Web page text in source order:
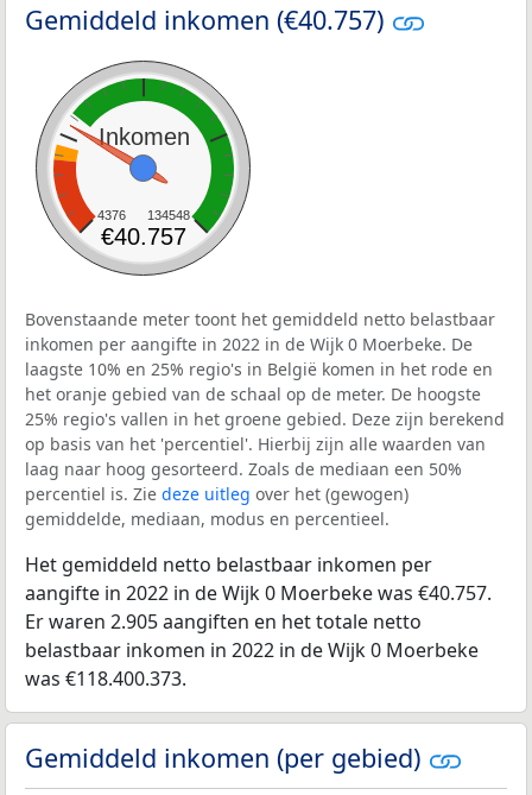
Gemiddeld inkomen (€40.757)
Inkomen
4376 134548
€40.757
Bovenstaande meter toont het gemiddeld netto belastbaar
inkomen per aangifte in 2022 in de Wijk 0 Moerbeke. De
laagste 10% en 25% regio's in België komen in het rode en
het oranje gebied van de schaal op de meter. De hoogste
25% regio's vallen in het groene gebied. Deze zijn berekend
op basis van het 'percentiel'. Hierbij zijn alle waarden van
laag naar hoog gesorteerd. Zoals de mediaan een 50%
percentiel is. Zie deze uitleg over het (gewogen)
gemiddelde, mediaan, modus en percentieel.
Het gemiddeld netto belastbaar inkomen per
aangifte in 2022 in de Wijk 0 Moerbeke was €40.757.
Er waren 2.905 aangiften en het totale netto
belastbaar inkomen in 2022 in de Wijk 0 Moerbeke
was €118.400.373.
Gemiddeld inkomen (per gebied)